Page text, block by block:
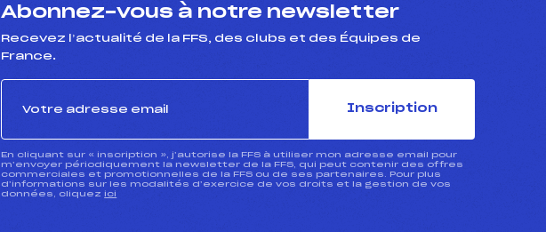
Abonnez-vous à notre newsletter
Recevez l’actualité de la FFS, des clubs et des Équipes de
France.
Inscription
En cliquant sur « inscription », j’autorise la FFS à utiliser mon adresse email pour
m’envoyer périodiquement la newsletter de la FFS, qui peut contenir des offres
commerciales et promotionnelles de la FFS ou de ses partenaires. Pour plus
d’informations sur les modalités d’exercice de vos droits et la gestion de vos
données, cliquez ici